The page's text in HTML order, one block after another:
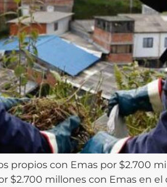
con Emas por $2.700
$2.700 millones con Emas en